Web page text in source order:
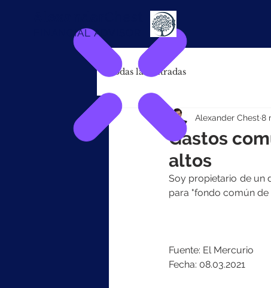
FINANCIAL ADVISOR
Todas las entradas
Gastos
altos
Alexander Chest 8
Soy propietario de un
para "fondo común de
Fuente: El Mercurio
Fecha: 08.03.2021